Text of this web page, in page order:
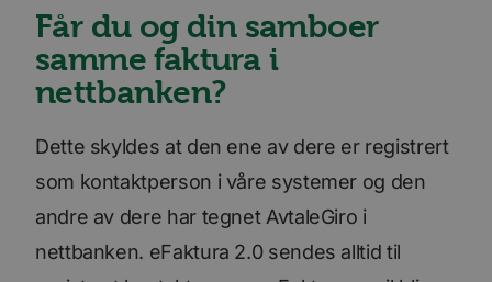
Får du og din samboer
samme faktura i
nettbanken?
Dette skyldes at den ene av dere er registrert
som kontaktperson i våre systemer og den
andre av dere har tegnet AvtaleGiro i
nettbanken. eFaktura 2.0 sendes alltid til